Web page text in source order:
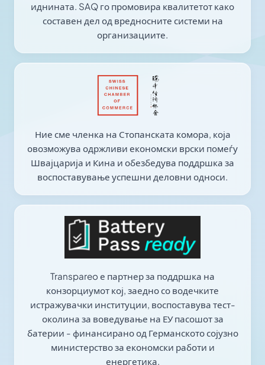
иднината. SAQ го промовира квалитетот како
составен дел од вредносните системи на
организациите.
Ние сме членка на Стопанската комора, која
овозможува одржливи економски врски помеѓу
Швајцарија и Кина и обезбедува поддршка за
воспоставување успешни деловни односи.
Transpareo е партнер за поддршка на
конзорциумот кој, заедно со водечките
истражувачки институции, воспоставува тест-
околина за воведување на ЕУ пасошот за
батерии - финансирано од Германското сојузно
министерство за економски работи и
енергетика.